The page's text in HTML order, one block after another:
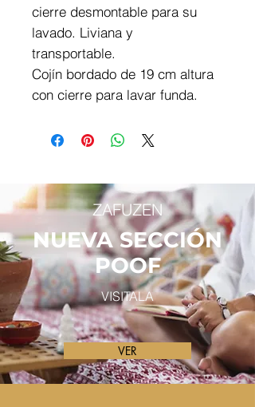
cierre desmontable para su
lavado. Liviana y
transportable.
Cojín bordado de 19 cm altura
con cierre para lavar funda.
ZAFUZEN
NUEVA SECCIÓN
POOF
VISITALA
VER